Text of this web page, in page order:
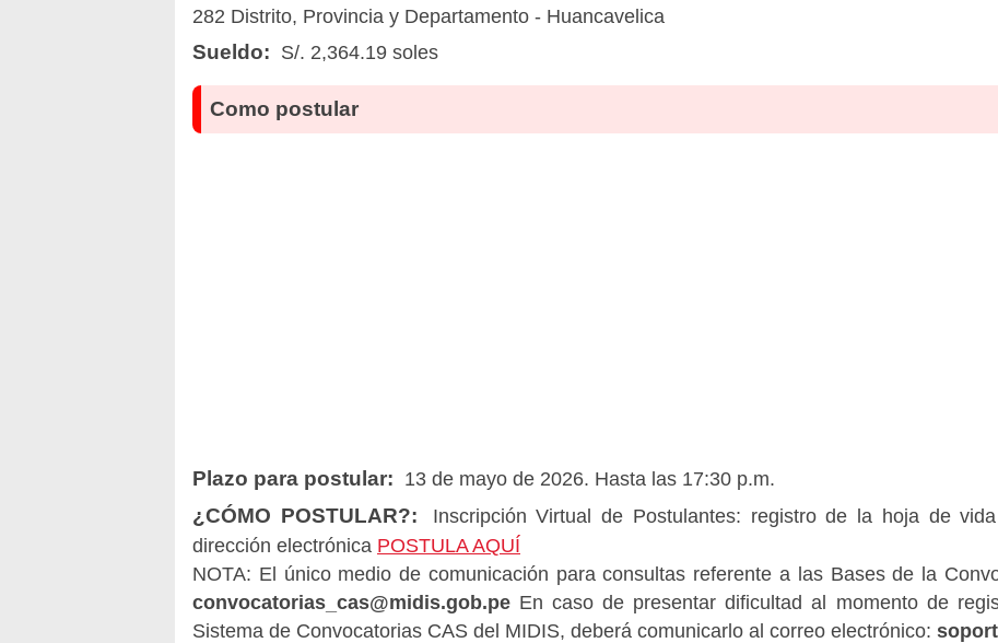
282 Distrito, Provincia y Departamento - Huancavelica
Sueldo: S/. 2,364.19 soles
Como postular
Plazo para postular: 13 de mayo de 2026. Hasta las 17:30 p.m.
¿CÓMO POSTULAR?:
Inscripción Virtual de Postulantes: registro de la hoja de
dirección electrónica POSTULA AQUÍ
NOTA: El único medio de comunicación para consultas referente a las Bases de la
convocatorias_cas@midis.gob.pe En caso de presentar dificultad al momento de
Sistema de Convocatorias CAS del MIDIS, deberá comunicarlo al correo electrónico: